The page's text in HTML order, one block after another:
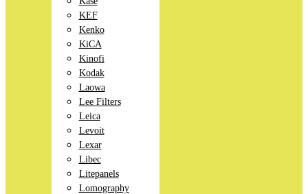
KEF
Kenko
KiCA
Kinofi
Kodak
Laowa
Lee Filters
Leica
Levoit
Lexar
Libec
Litepanels
Lomography